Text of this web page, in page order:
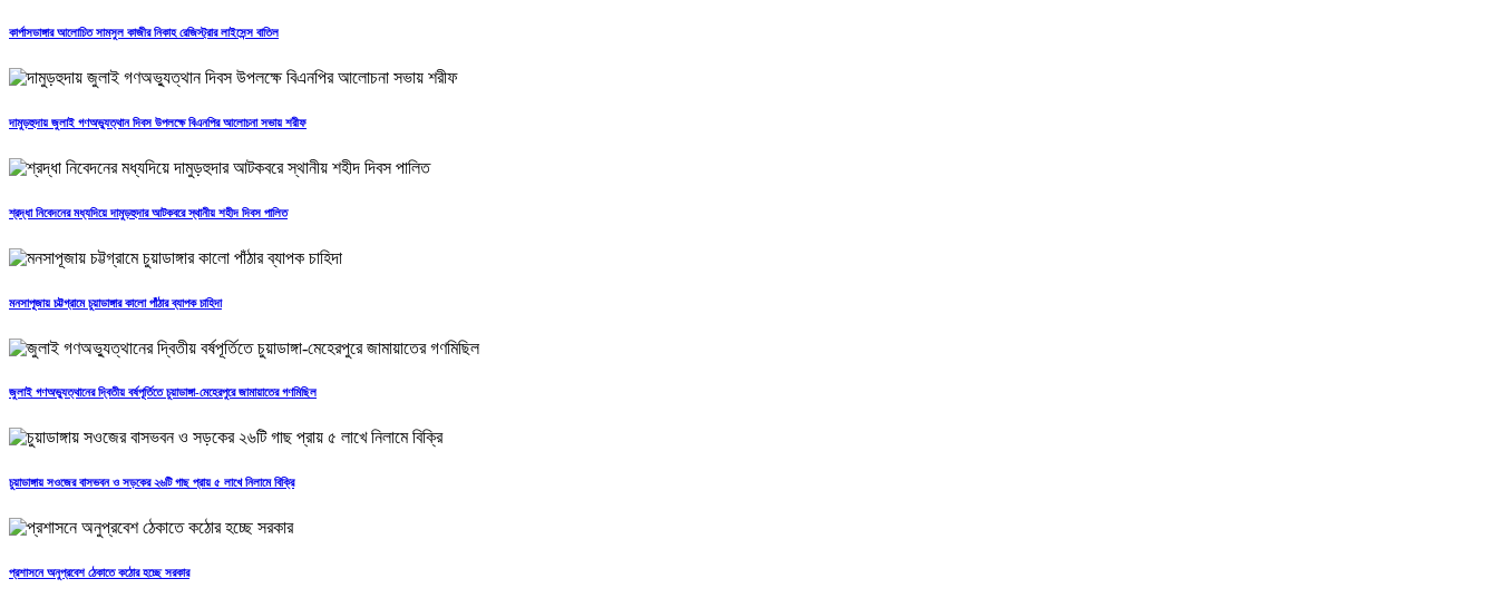
কার্পাসডাঙ্গার আলোচিত সামসুল কাজীর নিকাহ রেজিস্ট্রার লাইসেন্স বাতিল
দামুড়হুদায় জুলাই গণঅভ্যুত্থান দিবস উপলক্ষে বিএনপির আলোচনা সভায় শরীফ
শ্রদ্ধা নিবেদনের মধ্যদিয়ে দামুড়হুদার আটকবরে স্থানীয় শহীদ দিবস পালিত
মনসাপূজায় চট্টগ্রামে চুয়াডাঙ্গার কালো পাঁঠার ব্যাপক চাহিদা
জুলাই গণঅভ্যুত্থানের দ্বিতীয় বর্ষপূর্তিতে চুয়াডাঙ্গা-মেহেরপুরে জামায়াতের গণমিছিল
চুয়াডাঙ্গায় সওজের বাসভবন ও সড়কের ২৬টি গাছ প্রায় ৫ লাখে নিলামে বিক্রি
প্রশাসনে অনুপ্রবেশ ঠেকাতে কঠোর হচ্ছে সরকার